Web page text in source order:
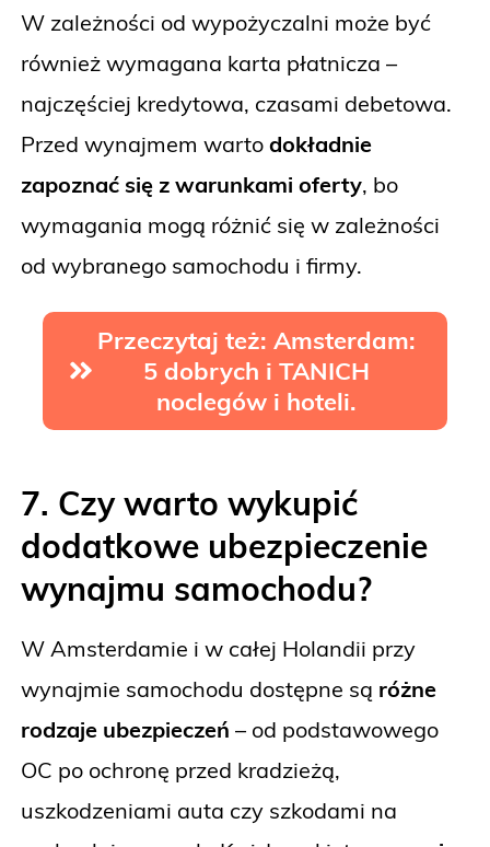
W zależności od wypożyczalni może być
również wymagana karta płatnicza –
najczęściej kredytowa, czasami debetowa.
Przed wynajmem warto dokładnie
zapoznać się z warunkami oferty, bo
wymagania mogą różnić się w zależności
od wybranego samochodu i firmy.
Przeczytaj też: Amsterdam:
5 dobrych i TANICH
noclegów i hoteli.
7. Czy warto wykupić
dodatkowe ubezpieczenie
wynajmu samochodu?
W Amsterdamie i w całej Holandii przy
wynajmie samochodu dostępne są różne
rodzaje ubezpieczeń – od podstawowego
OC po ochronę przed kradzieżą,
uszkodzeniami auta czy szkodami na